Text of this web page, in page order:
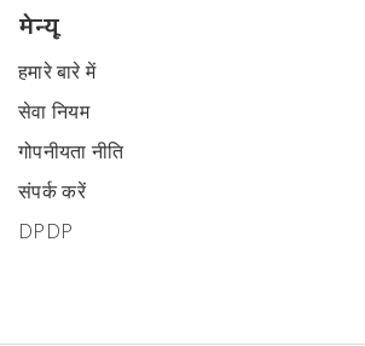
मेन्यू
हमारे बारे में
सेवा नियम
गोपनीयता नीति
संपर्क करें
DPDP